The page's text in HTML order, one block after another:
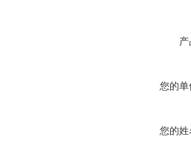
您的单
您的姓